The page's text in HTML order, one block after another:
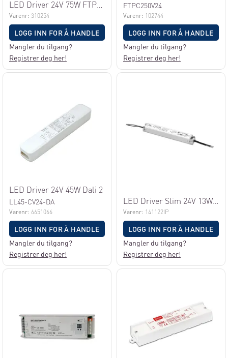
Varenr: 310254
LOGG INN FOR Å HANDLE
Mangler du tilgang?
Registrer deg her!
FTPC250V24
Varenr: 102744
LOGG INN FOR Å HANDLE
Mangler du tilgang?
Registrer deg her!
LED Driver 24V 45W Dali 2
LL45-CV24-DA
Varenr: 6651066
LOGG INN FOR Å HANDLE
Mangler du tilgang?
Registrer deg her!
Varenr: 141122IP
LOGG INN FOR Å HANDLE
Mangler du tilgang?
Registrer deg her!